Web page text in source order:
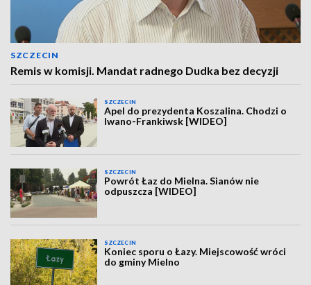
SZCZECIN
Remis w komisji. Mandat radnego Dudka bez decyzji
SZCZECIN
Apel do prezydenta Koszalina. Chodzi o
Iwano-Frankiwsk [WIDEO]
SZCZECIN
Powrót Łaz do Mielna. Sianów nie
odpuszcza [WIDEO]
SZCZECIN
Koniec sporu o Łazy. Miejscowość wróci
do gminy Mielno